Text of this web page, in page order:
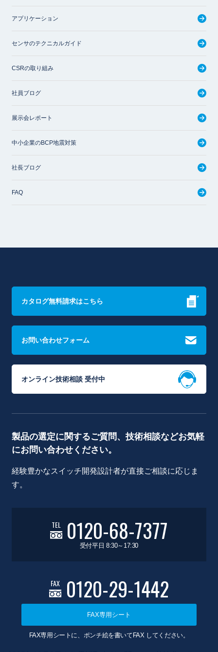
アプリケーション
センサのテクニカルガイド
CSRの取り組み
社員ブログ
展示会レポート
中小企業のBCP地震対策
社長ブログ
FAQ
カタログ無料請求はこちら
お問い合わせフォーム
オンライン技術相談 受付中
製品の選定に関するご質問、技術相談などお気軽
にお問い合わせください。
経験豊かなスイッチ開発設計者が直接ご相談に応じま
す。
TEL 0120-68-7377
受付平日 8:30～17:30
FAX 0120-29-1442
FAX専用シート
FAX専用シートに、ポンチ絵を書いてFAX してください。